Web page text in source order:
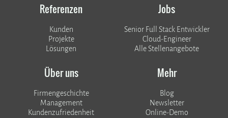
Referenzen
Kunden
​​​​​​​Projekte
Lösungen
Jobs
Senior Full Stack Entwickler
Cloud-Engineer
Alle Stellenangebote
Über uns
Firmengeschichte
Management
Kundenzufriedenheit
Mehr
Blog
Newsletter
Online-Demo